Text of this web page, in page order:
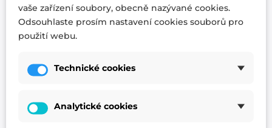
Aby vás záda nebolela. 5 tipů pro vaše zdraví
Podívejte se na netradiční rozměry matrací.
přispět k obezitě
vlastnosti dobrých matrací?
Tvrdá matrace není zárukou dokonalého spánku.
vaše zařízení soubory, obecně nazývané cookies.
Odsouhlaste prosím nastavení cookies souborů pro
použití webu.
Technické cookies
Analytické cookies